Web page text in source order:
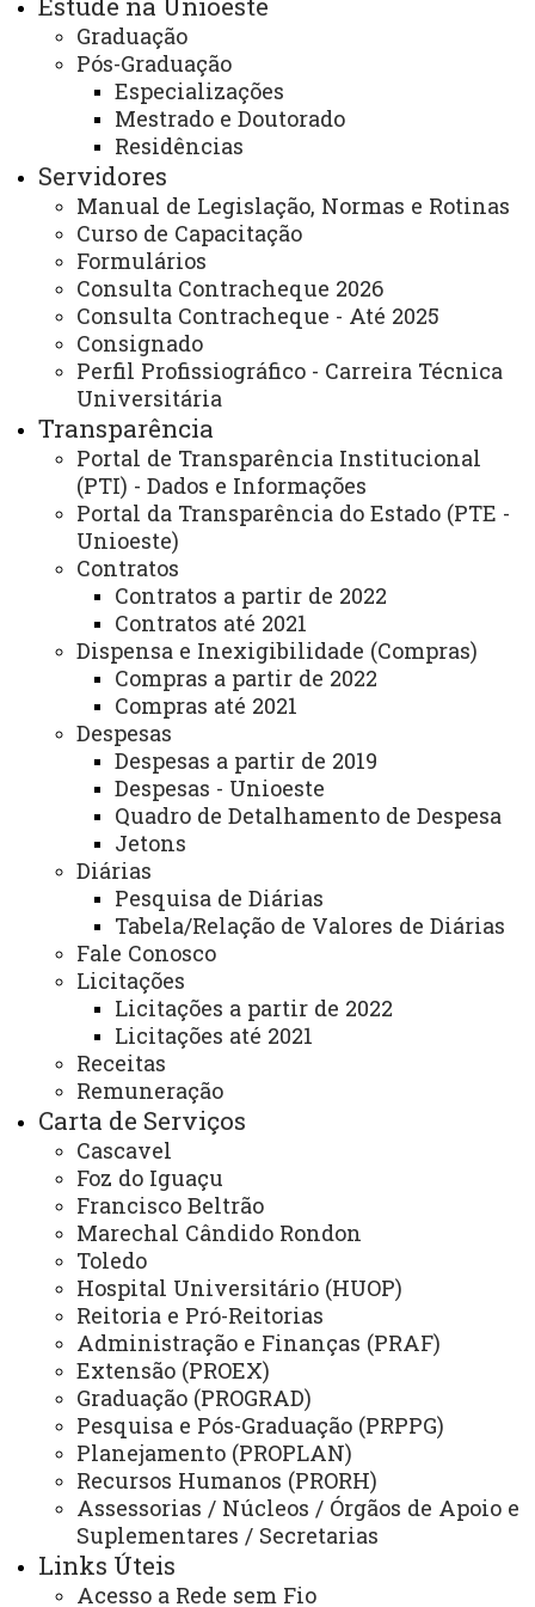
Graduação
Pós-Graduação
Especializações
Mestrado e Doutorado
Residências
Servidores
Manual de Legislação, Normas e Rotinas
Curso de Capacitação
Formulários
Consulta Contracheque 2026
Consulta Contracheque - Até 2025
Consignado
Perfil Profissiográfico - Carreira Técnica
Universitária
Transparência
Portal de Transparência Institucional
(PTI) - Dados e Informações
Portal da Transparência do Estado (PTE -
Unioeste)
Contratos
Contratos a partir de 2022
Contratos até 2021
Dispensa e Inexigibilidade (Compras)
Compras a partir de 2022
Compras até 2021
Despesas
Despesas a partir de 2019
Despesas - Unioeste
Quadro de Detalhamento de Despesa
Jetons
Diárias
Pesquisa de Diárias
Tabela/Relação de Valores de Diárias
Fale Conosco
Licitações
Licitações a partir de 2022
Licitações até 2021
Receitas
Remuneração
Carta de Serviços
Cascavel
Foz do Iguaçu
Francisco Beltrão
Marechal Cândido Rondon
Toledo
Hospital Universitário (HUOP)
Reitoria e Pró-Reitorias
Administração e Finanças (PRAF)
Extensão (PROEX)
Graduação (PROGRAD)
Pesquisa e Pós-Graduação (PRPPG)
Planejamento (PROPLAN)
Recursos Humanos (PRORH)
Assessorias / Núcleos / Órgãos de Apoio e
Suplementares / Secretarias
Links Úteis
Acesso a Rede sem Fio
Isadora Minotto Gomes Schwertner, a iniciativa é um
marco para o município:
“Será uma gestão conjunta com a prefeitura de
Santa Terezinha, que está fornecendo o espaço, o
mobiliário e as excelentes condições de trabalho, e nós
entramos com mão de obra capacitada, especializada
para conduzir esses processos e fazer um atendimento
jurídico.”
Para a coordenadora da Procuradoria do
Município, Daiana Oliveira Coutinho, o Núcleo chega em
um momento oportuno:
“Aqui no município, nós não temos essa
competência de atender juridicamente a população.
Fazemos uma triagem e encaminhamos casos,
especialmente do CREAS, para o NEDDIJ ou para a
Defensoria. Esse núcleo vem para somar e facilitar o
nosso serviço.”
Experiência prática para estudantes
A bolsista acadêmica Patrícia da Silva Mota, do
4º ano de Direito, participa pela primeira vez de um
projeto da Unioeste. Residente em Santa Terezinha, ela
destacou a importância da oportunidade:
“Fiquei muito feliz com a chegada do NPJ em
Santa Terezinha porque, para mim, a prática jurídica é
essencial. Eu quero advogar e não seguir a área de
concursos, então esse Núcleo vai me permitir aliar a
teoria à prática, sem precisar me deslocar até Foz para
Já a acadêmica Larissa Ianesco, do 1º ano do
curso, também bolsista, reforçou a relevância do projeto
para sua trajetória:
“Foi uma grande coincidência abrir o Núcleo
justamente no ano em que entrei na faculdade. Tenho
certeza de que as experiências aqui vão ser
fundamentais para minha carreira e sou muito grata à
Unioeste por essa oportunidade.”
Atendimento à comunidade
Para ser atendida, a população deve entrar em
contato pelo WhatsApp agendando, pelo número: 45
9135-5747.
"Orientamos ao público por mensagem a enviar a
documentação necessária e damos as primeiras